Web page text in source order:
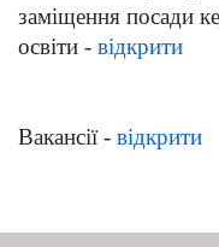
заміщення посади
освіти - відкрити
Вакансії- відкрити